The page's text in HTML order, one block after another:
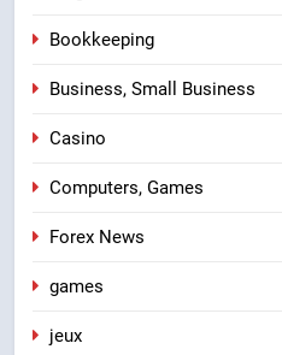
Bookkeeping
Business, Small Business
Casino
Computers, Games
Forex News
games
jeux